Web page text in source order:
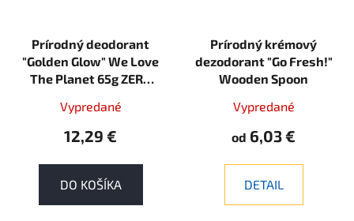
Prírodný deodorant
"Golden Glow" We Love
The Planet 65g ZERO
Vypredané
12,29 €
DO KOŠÍKA
Prírodný krémový
dezodorant "Go Fresh!"
Wooden Spoon
Vypredané
od 6,03 €
DETAIL